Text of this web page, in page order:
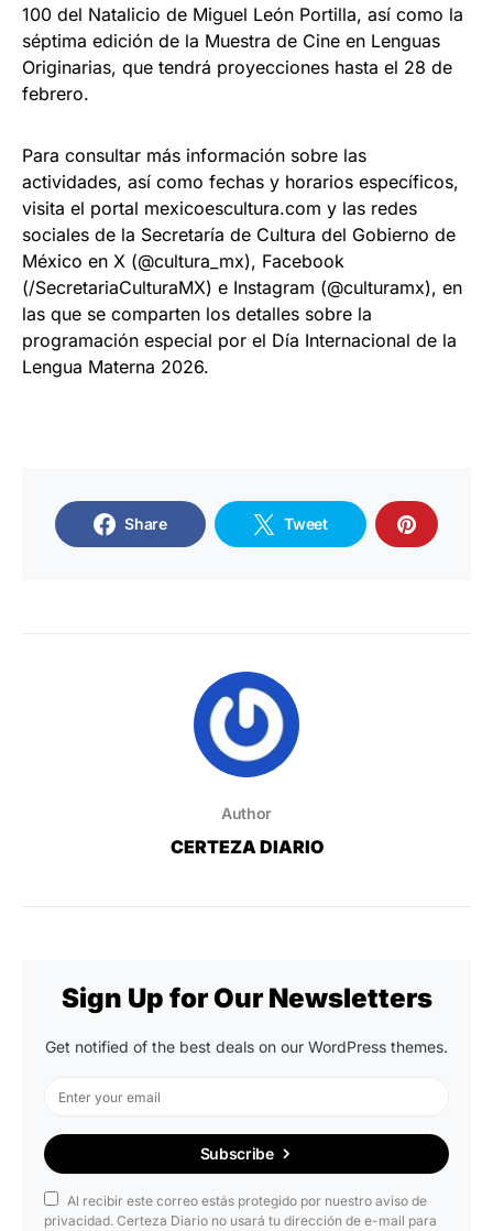
100 del Natalicio de Miguel León Portilla, así como la
séptima edición de la Muestra de Cine en Lenguas
Originarias, que tendrá proyecciones hasta el 28 de
febrero.
Para consultar más información sobre las
actividades, así como fechas y horarios específicos,
visita el portal mexicoescultura.com y las redes
sociales de la Secretaría de Cultura del Gobierno de
México en X (@cultura_mx), Facebook
(/SecretariaCulturaMX) e Instagram (@culturamx), en
las que se comparten los detalles sobre la
programación especial por el Día Internacional de la
Lengua Materna 2026.
Share Tweet
Author
CERTEZA DIARIO
Sign Up for Our Newsletters
Get notified of the best deals on our WordPress themes.
Subscribe
Al recibir este correo estás protegido por nuestro aviso de
privacidad. Certeza Diario no usará tu dirección de e-mail para